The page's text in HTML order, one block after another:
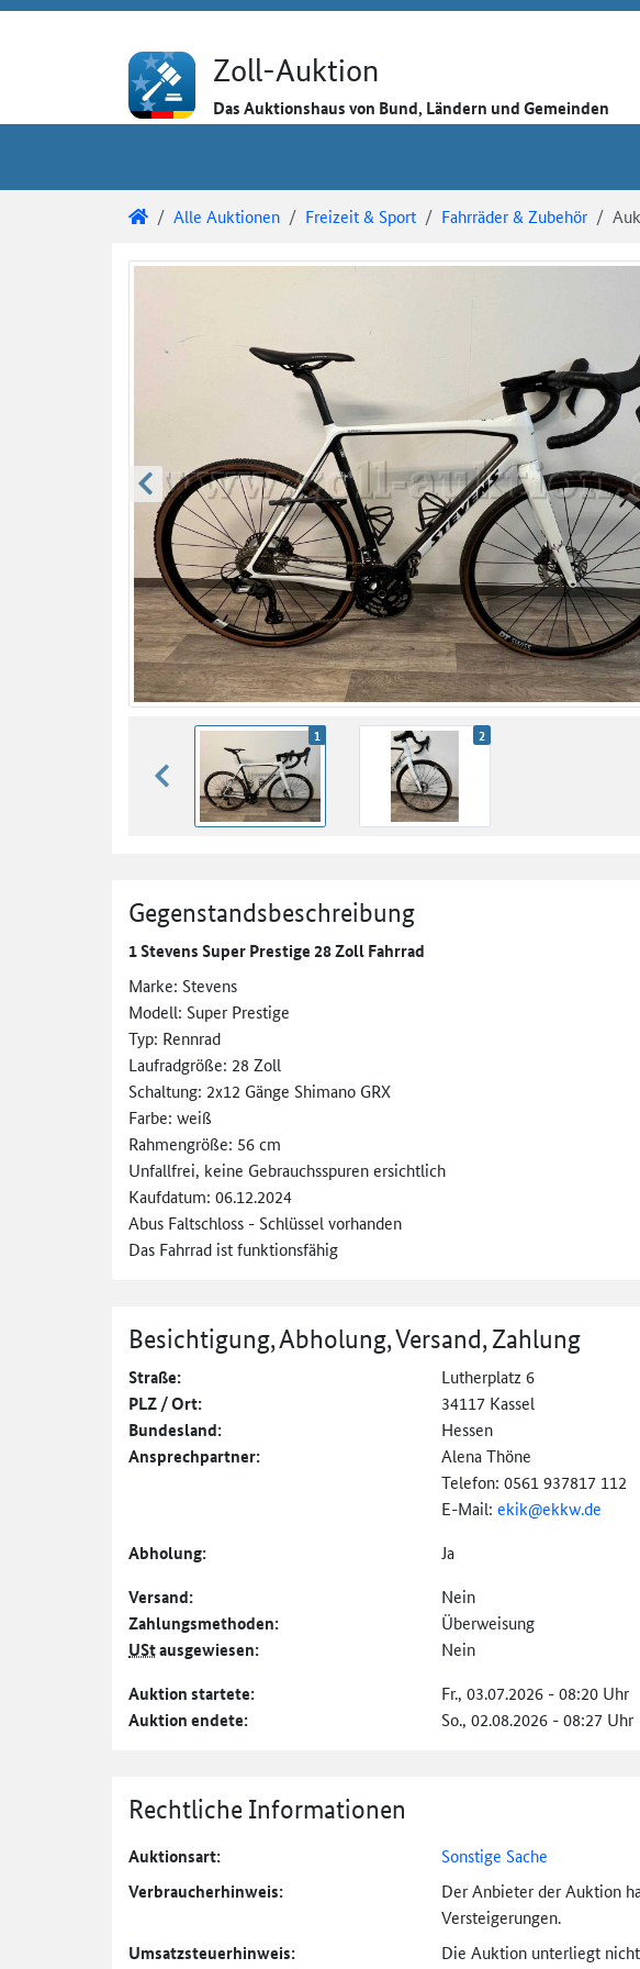
Zoll-Auktion
Das Auktionshaus von Bund, Ländern und Gemeinden
Zoll-Auktion
Alle Auktionen Freizeit & Sport Fahrräder & Zubehör
Auktionsdetails
Auktionsüberblick
zurück blättern
zurück blättern
1 2
Gegenstandsbeschreibung
1 Stevens Super Prestige 28 Zoll Fahrrad
Marke: Stevens
Modell: Super Prestige
Typ: Rennrad
Laufradgröße: 28 Zoll
Schaltung: 2x12 Gänge Shimano GRX
Farbe: weiß
Rahmengröße: 56 cm
Unfallfrei, keine Gebrauchsspuren ersichtlich
Kaufdatum: 06.12.2024
Abus Faltschloss - Schlüssel vorhanden
Das Fahrrad ist funktionsfähig
Besichtigung, Abholung, Versand, Zahlung
Straße: Lutherplatz 6
PLZ / Ort: 34117 Kassel
Bundesland: Hessen
Ansprechpartner:
Alena Thöne
Telefon: 0561 937817 112
E-Mail: ekik@ekkw.de
Abholung: Ja
Versand: Nein
Zahlungs­methoden: Überweisung
UStausgewiesen: Nein
Auktion startete: Fr., 03.07.2026 - 08:20 Uhr
Auktion endete: So., 02.08.2026 - 08:27 Uhr
Rechtliche Informationen
Auktionsart: Sonstige Sache
Verbraucher­hinweis:
Der Anbieter der Auktion
Versteigerungen.
Umsatzsteuer­hinweis: Die Auktion unterliegt nicht